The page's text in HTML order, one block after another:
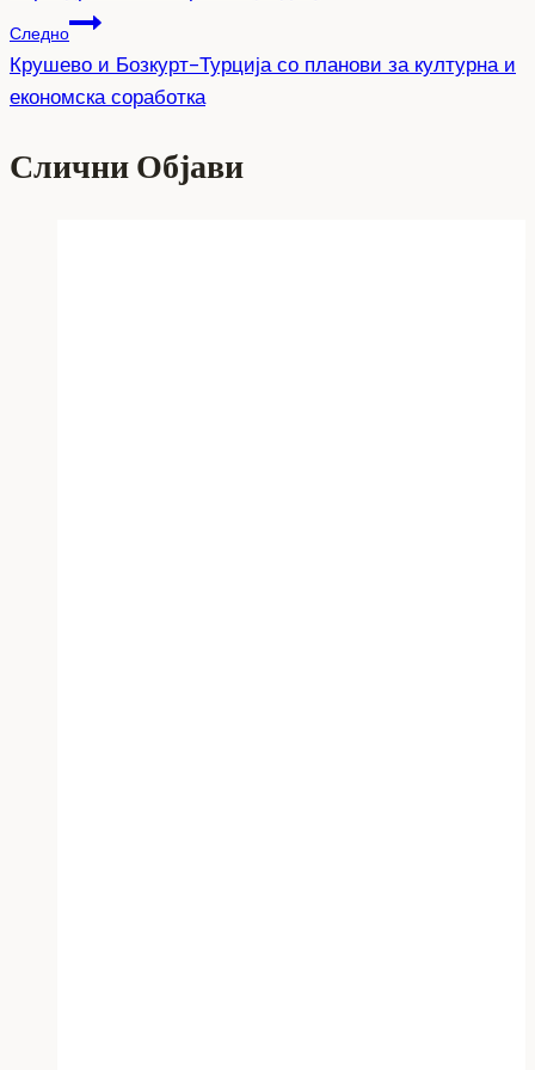
Следно
Крушево и Бозкурт-Турција со планови за културна и
економска соработка
Слични Објави